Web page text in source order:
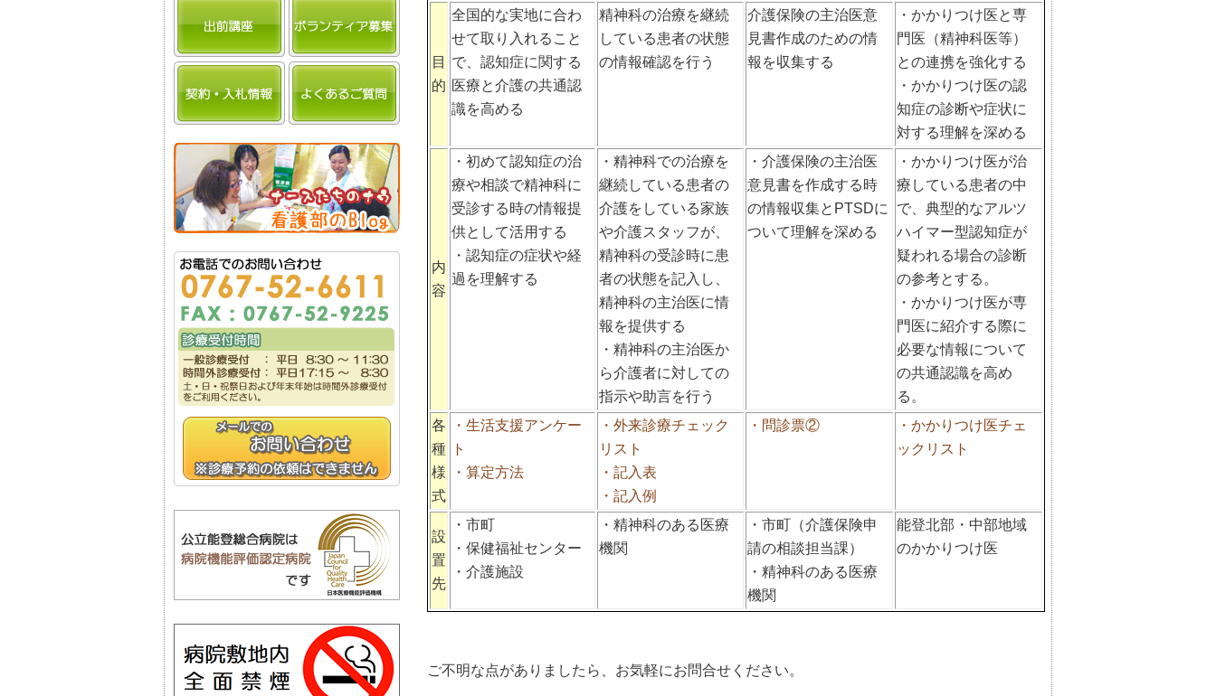
目
的
全国的な実地に合わ
せて取り入れること
で、認知症に関する
医療と介護の共通認
識を高める
精神科の治療を継続
している患者の状態
の情報確認を行う
介護保険の主治医意
見書作成のための情
報を収集する
・かかりつけ医と専
門医（精神科医等）
との連携を強化する
・かかりつけ医の認
知症の診断や症状に
対する理解を深める
内
容
・初めて認知症の治
療や相談で精神科に
受診する時の情報提
供として活用する
・認知症の症状や経
過を理解する
・精神科での治療を
継続している患者の
介護をしている家族
や介護スタッフが、
精神科の受診時に患
者の状態を記入し、
精神科の主治医に情
報を提供する
・精神科の主治医か
ら介護者に対しての
指示や助言を行う
・介護保険の主治医
意見書を作成する時
の情報収集とPTSDに
ついて理解を深める
・かかりつけ医が治
療している患者の中
で、典型的なアルツ
ハイマー型認知症が
疑われる場合の診断
の参考とする。
・かかりつけ医が専
門医に紹介する際に
必要な情報について
の共通認識を高め
る。
各
種
様
式
・生活支援アンケー
ト
・算定方法
・外来診療チェック
リスト
・記入表
・記入例
・問診票②
・かかりつけ医チェ
ックリスト
設
置
先
・市町
・保健福祉センター
・介護施設
・精神科のある医療
機関
・市町（介護保険申
請の相談担当課）
・精神科のある医療
機関
能登北部・中部地域
のかかりつけ医
ご不明な点がありましたら、お気軽にお問合せください。